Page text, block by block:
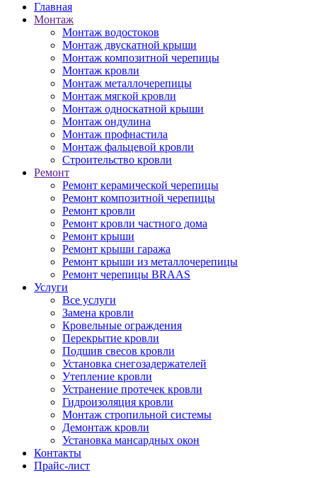
Главная
Монтаж
Монтаж водостоков
Монтаж двускатной крыши
Монтаж композитной черепицы
Монтаж кровли
Монтаж металлочерепицы
Монтаж мягкой кровли
Монтаж односкатной крыши
Монтаж ондулина
Монтаж профнастила
Монтаж фальцевой кровли
Строительство кровли
Ремонт
Ремонт керамической черепицы
Ремонт композитной черепицы
Ремонт кровли
Ремонт кровли частного дома
Ремонт крыши
Ремонт крыши гаража
Ремонт крыши из металлочерепицы
Ремонт черепицы BRAAS
Услуги
Все услуги
Замена кровли
Кровельные ограждения
Перекрытие кровли
Подшив свесов кровли
Установка снегозадержателей
Утепление кровли
Устранение протечек кровли
Гидроизоляция кровли
Монтаж стропильной системы
Демонтаж кровли
Установка мансардных окон
Контакты
Прайс-лист